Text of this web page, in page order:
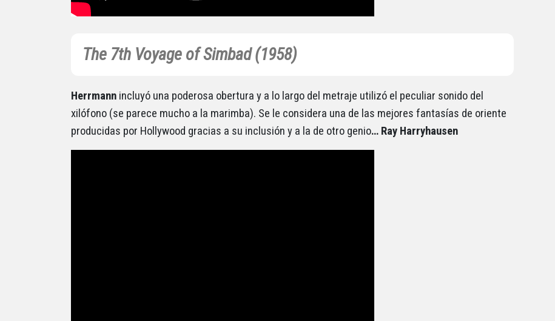
The 7th Voyage of Simbad (1958)
Herrmann incluyó una poderosa obertura y a lo largo del metraje utilizó el peculiar sonido del
xilófono (se parece mucho a la marimba). Se le considera una de las mejores fantasías de oriente
producidas por Hollywood gracias a su inclusión y a la de otro genio… Ray Harryhausen